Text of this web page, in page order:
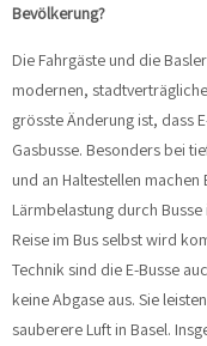
Bevölkerung?
Die Fahrgäste und die
modernen,
grösste Änderung ist, dass
Gasbusse. Besonders bei
und an Haltestellen
Lärmbelastung durch
Reise im Bus selbst wird
Technik sind die E-Busse
keine Abgase aus. Sie
sauberere Luft in Basel.